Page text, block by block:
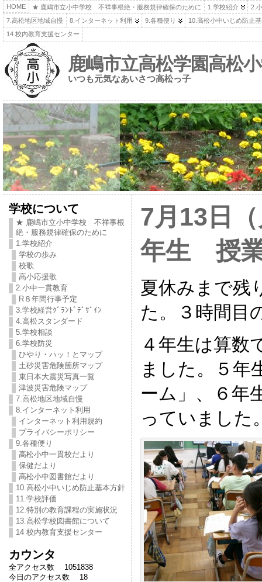
HOME ★ 鹿嶋市立小中学校 不祥事根絶・服務規律確保のために 1.学校紹介
2.
7.高松地区地域自慢
8.インターネット利用 9.各種便り
10.高松小中いじめ防止
14 校内教育支援センター
鹿嶋市立高松学園高松
いつも元気なあいさつ高松っ子
学校について
★ 鹿嶋市立小中学校 不祥事根
絶・服務規律確保のために
1.学校紹介
学校の歩み
校歌
高小応援歌
2.小中一貫教育
R８年間行事予定
3.学校経営ｸﾞﾗﾝﾄﾞﾃﾞｻﾞｲﾝ
4.高松スタンダード
5.学校相談
6.学校防災
ひやり・ハッ！とマップ
土砂災害危険箇所マップ
東日本大震災写真一覧
津波災害危険マップ
7.高松地区地域自慢
8.インターネット利用
インターネット利用規約
プライバシーポリシー
9.各種便り
高松小中一貫校だより
保健だより
高松小中図書館だより
10.高松小中いじめ防止基本方針
11.学校評価
12.特別の教育課程の実施状況
13.高松学校図書館について
14 校内教育支援センター
カウンタ
全アクセス数 1051838
今日のアクセス数 18
7月13日
年生 授
夏休みまで残
た。３時間目
４年生は算数
ました。５年
ーム」、６年
っていました